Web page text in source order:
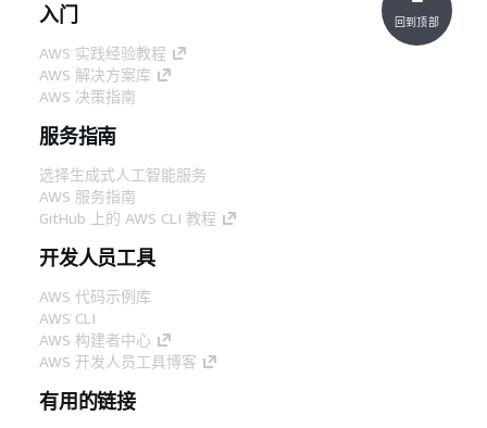
入门
AWS 实践经验教程
AWS 解决方案库
AWS 决策指南
服务指南
选择生成式人工智能服务
AWS 服务指南
GitHub 上的 AWS CLI 教程
开发人员工具
AWS 代码示例库
AWS CLI
AWS 构建者中心
AWS 开发人员工具博客
有用的链接
回到顶部